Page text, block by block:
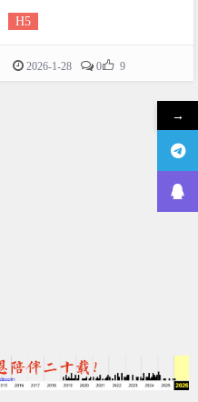
H5
2026-1-28 0 9
→